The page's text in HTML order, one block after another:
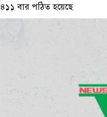
৪১১ বার পঠিত হয়েছে